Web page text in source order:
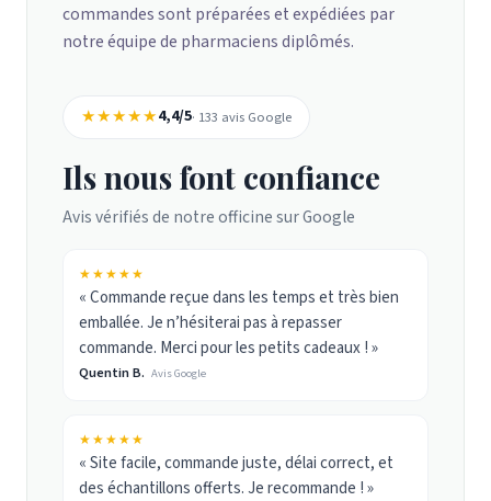
commandes sont préparées et expédiées par
notre équipe de pharmaciens diplômés.
★★★★★4,4/5· 133 avis Google
Ils nous font confiance
Avis vérifiés de notre officine sur Google
★★★★★
« Commande reçue dans les temps et très bien
emballée. Je n’hésiterai pas à repasser
commande. Merci pour les petits cadeaux ! »
Quentin B. Avis Google
★★★★★
« Site facile, commande juste, délai correct, et
des échantillons offerts. Je recommande ! »